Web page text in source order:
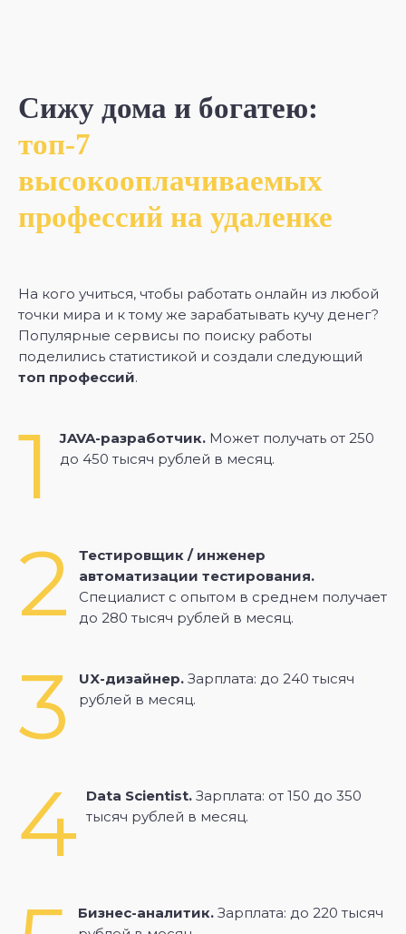
Сижу дома и богатею:
топ-7
высокооплачиваемых
профессий на удаленке
На кого учиться, чтобы работать онлайн из любой
точки мира и к тому же зарабатывать кучу денег?
Популярные сервисы по поиску работы
поделились статистикой и создали следующий
топ профессий.
1 JAVA-разработчик. Может получать от 250
до 450 тысяч рублей в месяц.
2
Тестировщик / инженер
автоматизации тестирования.
Специалист с опытом в среднем получает
до 280 тысяч рублей в месяц.
3 UX-дизайнер. Зарплата: до 240 тысяч
рублей в месяц.
4 Data Scientist. Зарплата: от 150 до 350
тысяч рублей в месяц.
Бизнес-аналитик. Зарплата: до 220 тысяч